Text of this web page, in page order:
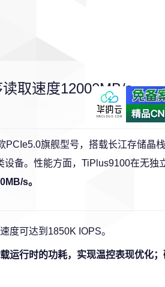
取速度12000MB/s
PCIe5.0旗舰型号，搭载长江存储晶
备。性能方面，TiPlus9100在无独
s。
度可达到1850K IOPS。
运行时的功耗，实现温控表现优化